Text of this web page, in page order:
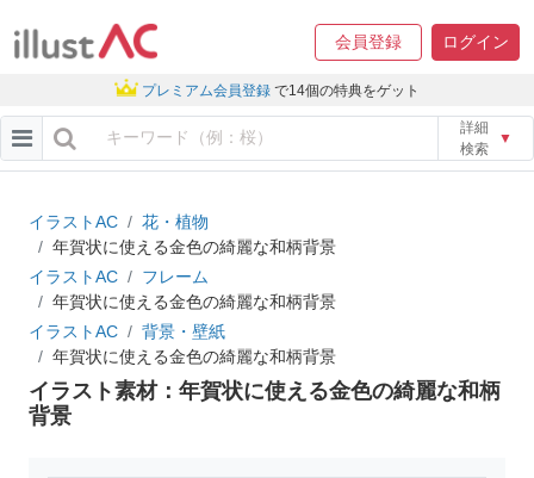
会員登録 ログイン
プレミアム会員登録 で14個の特典をゲット
詳細
検索
▼
イラストAC
花・植物
年賀状に使える金色の綺麗な和柄背景
イラストAC
フレーム
年賀状に使える金色の綺麗な和柄背景
イラストAC
背景・壁紙
年賀状に使える金色の綺麗な和柄背景
イラスト素材：年賀状に使える金色の綺麗な和柄
背景